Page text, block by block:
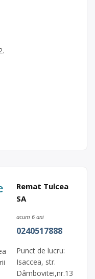
Remat Tulcea
SA
acum 6 ani
0240517888
Punct de lucru:
Isaccea, str.
Dâmbovitei,nr.13